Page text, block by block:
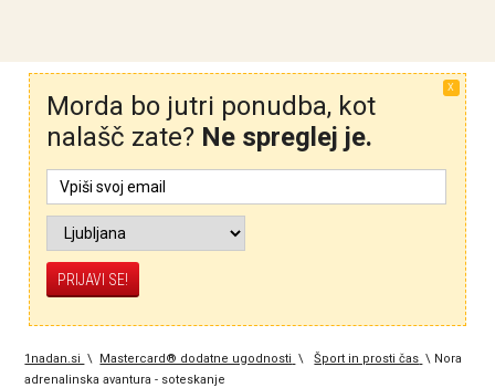
X
Morda bo jutri ponudba, kot
nalašč zate? Ne spreglej je.
1nadan.si \ Mastercard® dodatne ugodnosti \ Šport in prosti čas \ Nora
adrenalinska avantura - soteskanje